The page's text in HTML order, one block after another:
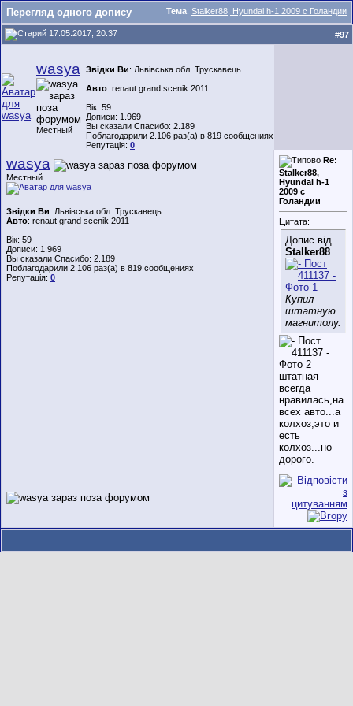
Тема: Stalker88, Hyundai h-1 2009 с Голандии
Перегляд одного допису
17.05.2017, 20:37 #97
wasya
Местный
Звідки Ви: Львівська обл. Трускавець
Авто: renaut grand scenik 2011
Вік: 59
Дописи: 1.969
Вы сказали Спасибо: 2.189
Поблагодарили 2.106 раз(а) в 819 сообщениях
Репутація: 0
wasya
Местный
Звідки Ви: Львівська обл. Трускавець
Авто: renaut grand scenik 2011
Вік: 59
Дописи: 1.969
Вы сказали Спасибо: 2.189
Поблагодарили 2.106 раз(а) в 819 сообщениях
Репутація: 0
Re:
Stalker88,
Hyundai h-1
2009 с
Голандии
Цитата:
Допис від
Stalker88
Купил
штатную
магнитолу.
штатная
всегда
нравилась,на
всех авто...а
колхоз,это и
есть
колхоз...но
дорого.